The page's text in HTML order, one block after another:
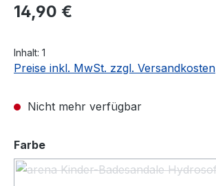
Regulärer Preis:
14,90 €
Inhalt: 1
Preise inkl. MwSt. zzgl. Versandkosten
Nicht mehr verfügbar
Farbeauswählen